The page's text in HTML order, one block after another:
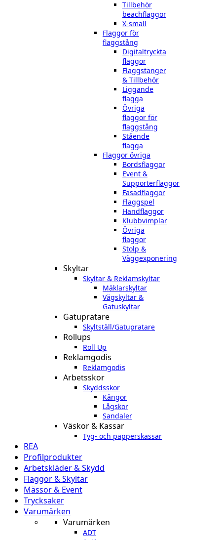
Tillbehör
beachflaggor
X-small
Flaggor för
flaggstång
Digitaltryckta
flaggor
Flaggstänger
& Tillbehör
Liggande
flagga
Övriga
flaggor för
flaggstång
Stående
flagga
Flaggor övriga
Bordsflaggor
Event &
Supporterflaggor
Fasadflaggor
Flaggspel
Handflaggor
Klubbvimplar
Övriga
flaggor
Stolp &
Väggexponering
Skyltar
Skyltar & Reklamskyltar
Mäklarskyltar
Vägskyltar &
Gatuskyltar
Gatupratare
Skyltställ/Gatupratare
Rollups
Roll Up
Reklamgodis
Reklamgodis
Arbetsskor
Skyddsskor
Kängor
Lågskor
Sandaler
Väskor & Kassar
Tyg- och papperskassar
REA
Profilprodukter
Arbetskläder & Skydd
Flaggor & Skyltar
Mässor & Event
Trycksaker
Varumärken
Varumärken
ADT